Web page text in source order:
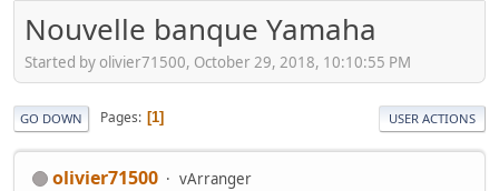
Nouvelle banque Yamaha
Started by olivier71500, October 29, 2018, 10:10:55 PM
GO DOWN Pages 1 USER ACTIONS
olivier71500 vArranger